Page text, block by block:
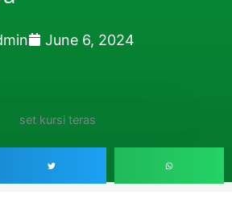
June 6, 2024